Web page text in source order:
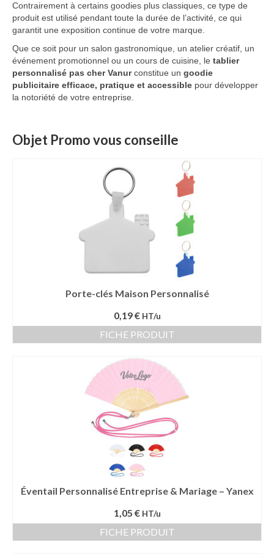
Contrairement à certains goodies plus classiques, ce type de
produit est utilisé pendant toute la durée de l’activité, ce qui
garantit une exposition continue de votre marque.
Que ce soit pour un salon gastronomique, un atelier créatif, un
événement promotionnel ou un cours de cuisine, le tablier
personnalisé pas cher Vanurconstitue un goodie
publicitaire efficace, pratique et accessible pour développer
la notoriété de votre entreprise.
Objet Promo vous conseille
Porte-clés Maison Personnalisé
0,19 € HT/u
FICHE PRODUIT
Éventail Personnalisé Entreprise & Mariage – Yanex
1,05 € HT/u
FICHE PRODUIT